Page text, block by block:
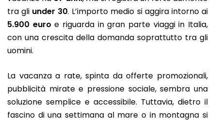
tra gli under 30. L’importo medio si aggira intorno ai
5.900 euro e riguarda in gran parte viaggi in Italia,
con una crescita della domanda soprattutto tra gli
uomini.
La vacanza a rate, spinta da offerte promozionali,
pubblicità mirate e pressione sociale, sembra una
soluzione semplice e accessibile. Tuttavia, dietro il
fascino di una settimana al mare o in montagna si